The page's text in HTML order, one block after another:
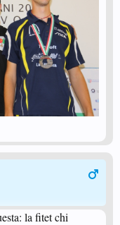
la fitet chi